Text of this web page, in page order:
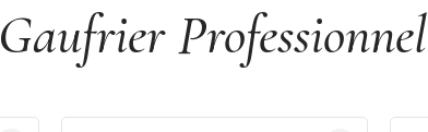
Gaufrier Professionnel